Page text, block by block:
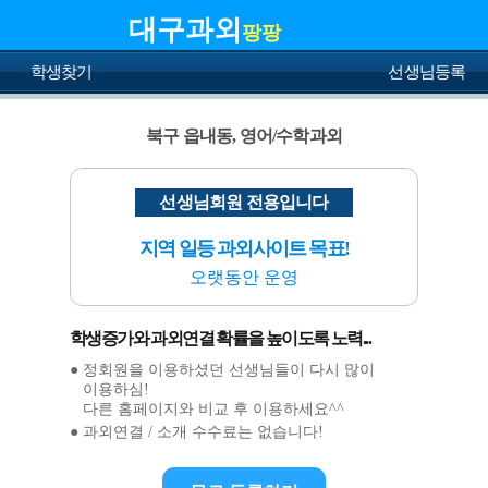
대구과외 팡팡
학생찾기 선생님등록
북구 읍내동, 영어/수학과외
선생님회원 전용입니다
지역 일등 과외사이트 목표!
오랫동안 운영
학생증가와 과외연결 확률을 높이도록 노력...
● 정회원을 이용하셨던 선생님들이 다시 많이
이용하심!
다른 홈페이지와 비교 후 이용하세요^^
● 과외연결 / 소개 수수료는 없습니다!